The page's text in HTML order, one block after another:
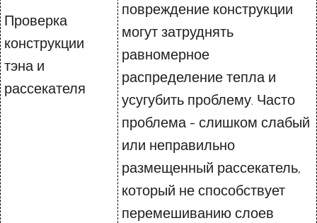
Проверка
конструкции
тэна и
рассекателя
повреждение конструкции
могут затруднять
равномерное
распределение тепла и
усугубить проблему. Часто
проблема - слишком слабый
или неправильно
размещенный рассекатель,
который не способствует
перемешиванию слоев